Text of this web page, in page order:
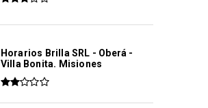
Horarios Brilla SRL - Oberá -
Villa Bonita. Misiones